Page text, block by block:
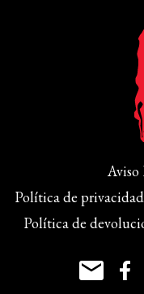
Aviso
Política de
Política de